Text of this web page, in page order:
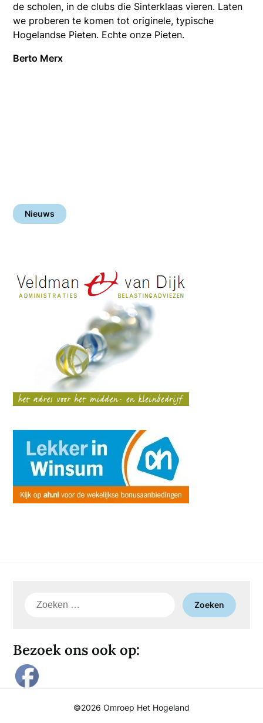
de scholen, in de clubs die Sinterklaas vieren. Laten
we proberen te komen tot originele, typische
Hogelandse Pieten. Echte onze Pieten.
Berto Merx
Nieuws
Zoeken
Bezoek ons ook op:
©2026 Omroep Het Hogeland